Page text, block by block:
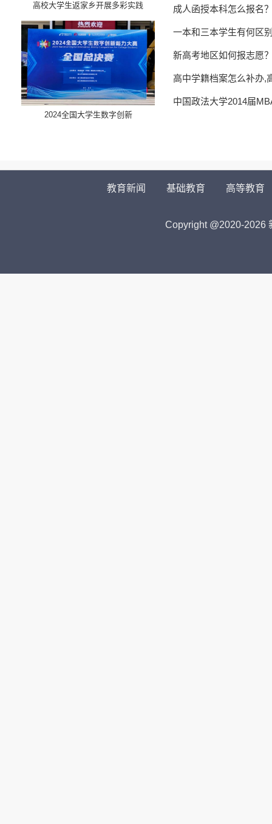
高校大学生返家乡开展多彩实践
​2024全国大学生数字创新
成人函授本科怎么报名
一本和三本学生有何区
新高考地区如何报志愿
高中学籍档案怎么补办,
中国政法大学2014届
教育新闻 基础教育 高等教育
Copyright @2020-2026